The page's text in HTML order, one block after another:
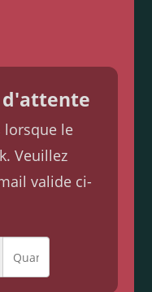
d'attente
lorsque le
Veuillez
valide ci-